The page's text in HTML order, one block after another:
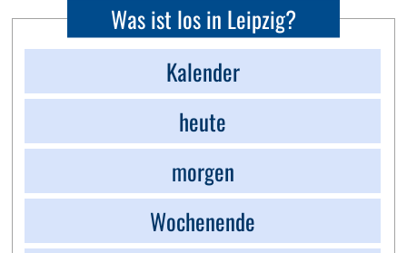
Was ist los in Leipzig?
Kalender
heute
morgen
Wochenende